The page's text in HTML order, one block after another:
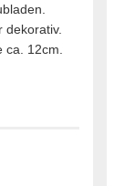
dekorativ.
ca. 12cm.